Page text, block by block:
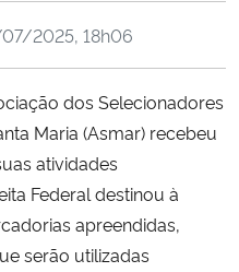
e Comunicações
2025, 18h06
dos Selecionadores
Maria (Asmar) recebeu
atividades
Federal destinou à
apreendidas,
serão utilizadas